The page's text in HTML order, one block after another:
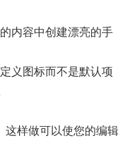
容中创建漂亮的手
义图标而不是默认项
这样做可以使您的编辑